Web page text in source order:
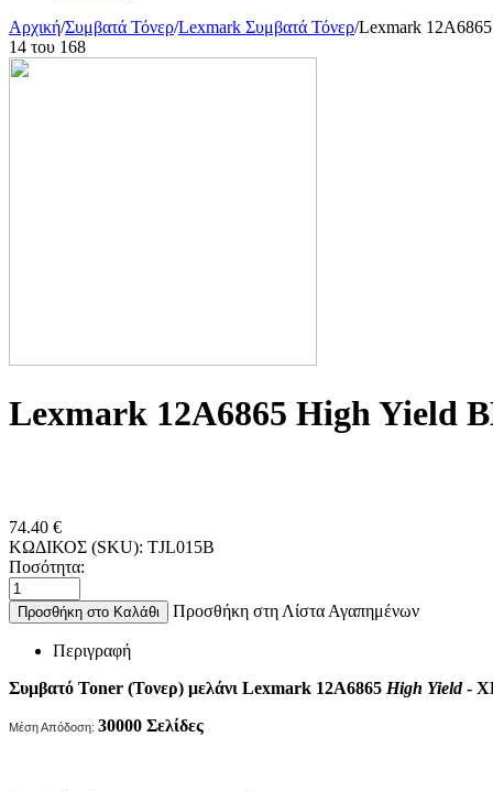
Αρχική/Συμβατά Τόνερ/Lexmark Συμβατά Τόνερ/Lexmark
14 του 168
Lexmark 12A6865 High Yield
74.40 €
ΚΩΔΙΚΟΣ (SKU): TJL015B
Ποσότητα:
Προσθήκη στο Καλάθι Προσθήκη στη Λίστα Αγαπημένων
Περιγραφή
Συμβατό Toner (Τονερ) μελάνι Lexmark 12A6865 High Yield-
Μέση Απόδοση: 30000 Σελίδες